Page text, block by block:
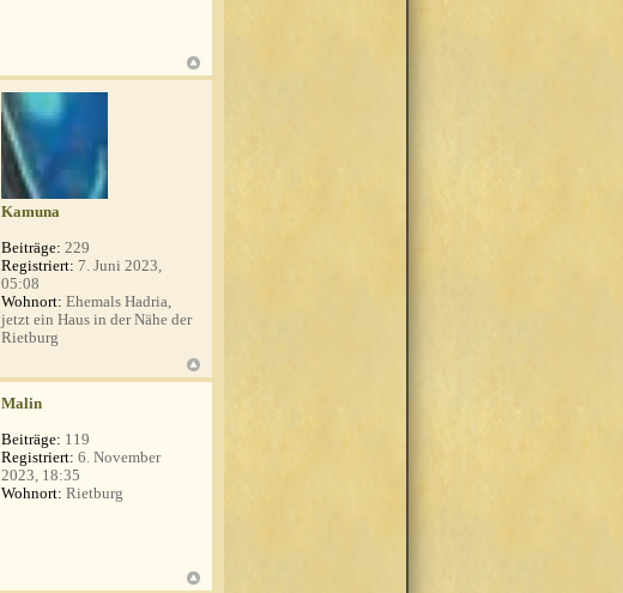
Kamuna
Beiträge: 229
Registriert: 7. Juni 2023,
05:08
Wohnort: Ehemals Hadria,
jetzt ein Haus in der Nähe der
Rietburg
Malin
Beiträge: 119
Registriert: 6. November
2023, 18:35
Wohnort: Rietburg